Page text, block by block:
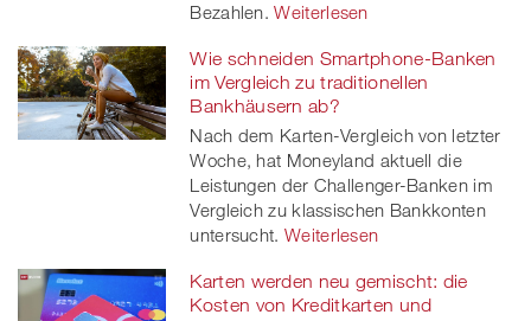
Bezahlen. Weiterlesen
Wie schneiden Smartphone-Banken
im Vergleich zu traditionellen
Bankhäusern ab?
Nach dem Karten-Vergleich von letzter
Woche, hat Moneyland aktuell die
Leistungen der Challenger-Banken im
Vergleich zu klassischen Bankkonten
untersucht. Weiterlesen
Karten werden neu gemischt: die
Kosten von Kreditkarten und